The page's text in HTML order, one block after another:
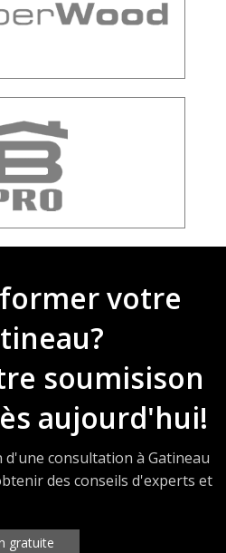
votre
soumisison
aujourd'hui!
consultation à Gatineau
des conseils d'experts et
gratuite